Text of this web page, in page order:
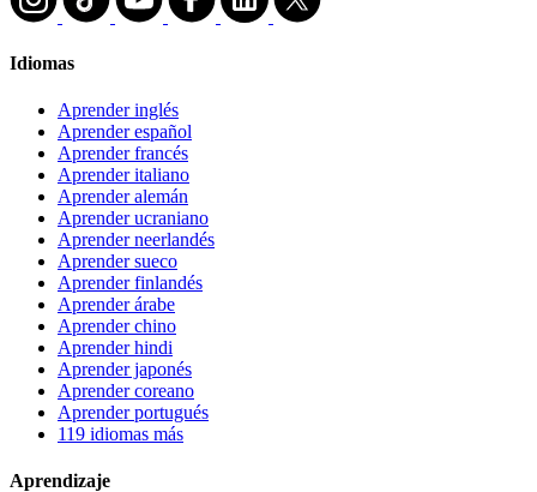
Idiomas
Aprender inglés
Aprender español
Aprender francés
Aprender italiano
Aprender alemán
Aprender ucraniano
Aprender neerlandés
Aprender sueco
Aprender finlandés
Aprender árabe
Aprender chino
Aprender hindi
Aprender japonés
Aprender coreano
Aprender portugués
119 idiomas más
Aprendizaje